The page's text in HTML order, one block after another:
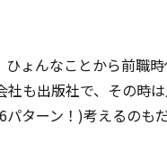
ょんなことから前職
も出版社で、その時
ターン！)考えるのも